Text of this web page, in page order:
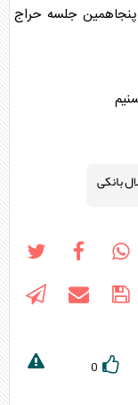
پنجاهمین جلسه حراج
بانکی
0